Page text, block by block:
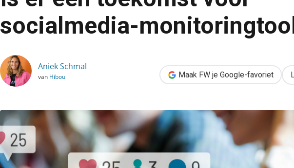
›
socialmedia-
Aniek Schmal
van Hibou Maak FW je Google-favoriet